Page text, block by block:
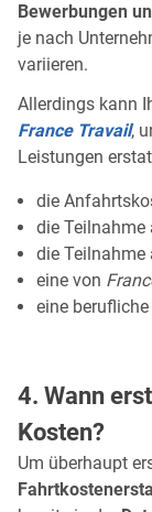
Bewerbungen
je nach
variieren.
Allerdings kann
France Travail,
Leistungen
die
die
die Teilnahme
eine von
eine
4. Wann
Kosten?
Um überhaupt